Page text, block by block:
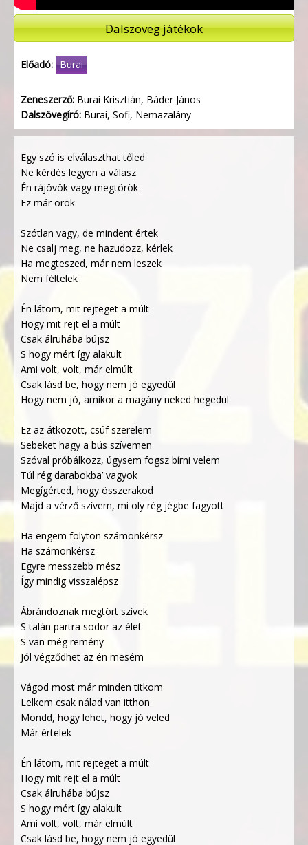
Dalszöveg játékok
Előadó: Burai
Zeneszerző: Burai Krisztián, Báder János
Dalszövegíró: Burai, Sofi, Nemazalány
Egy szó is elválaszthat tőled
Ne kérdés legyen a válasz
Én rájövök vagy megtörök
Ez már örök
Szótlan vagy, de mindent értek
Ne csalj meg, ne hazudozz, kérlek
Ha megteszed, már nem leszek
Nem féltelek
Én látom, mit rejteget a múlt
Hogy mit rejt el a múlt
Csak álruhába bújsz
S hogy mért így alakult
Ami volt, volt, már elmúlt
Csak lásd be, hogy nem jó egyedül
Hogy nem jó, amikor a magány neked hegedül
Ez az átkozott, csúf szerelem
Sebeket hagy a bús szívemen
Szóval próbálkozz, úgysem fogsz bírni velem
Túl rég darabokba’ vagyok
Megígérted, hogy összerakod
Majd a vérző szívem, mi oly rég jégbe fagyott
Ha engem folyton számonkérsz
Ha számonkérsz
Egyre messzebb mész
Így mindig visszalépsz
Ábrándoznak megtört szívek
S talán partra sodor az élet
S van még remény
Jól végződhet az én mesém
Vágod most már minden titkom
Lelkem csak nálad van itthon
Mondd, hogy lehet, hogy jó veled
Már értelek
Én látom, mit rejteget a múlt
Hogy mit rejt el a múlt
Csak álruhába bújsz
S hogy mért így alakult
Ami volt, volt, már elmúlt
Csak lásd be, hogy nem jó egyedül